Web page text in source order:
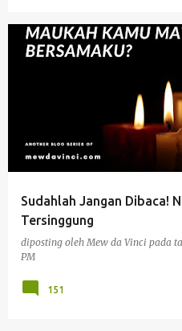
Sudahlah Jangan Dibaca!
Tersinggung
diposting olehMew da Vinci pada
PM
PENGALAMAN PRIBADI
151